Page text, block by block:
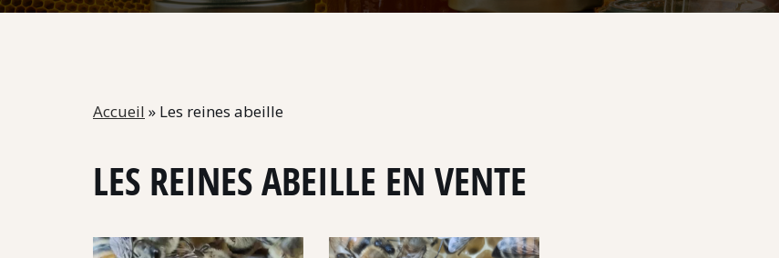
Accueil » Les reines abeille
LES REINES ABEILLE EN VENTE